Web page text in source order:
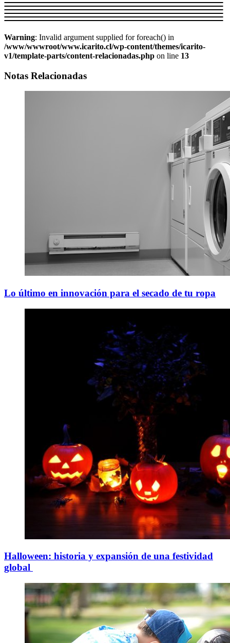
Warning: Invalid argument supplied for foreach() in
/www/wwwroot/www.icarito.cl/wp-content/themes/icarito-
v1/template-parts/content-relacionadas.php on line 13
Notas Relacionadas
Lo último en innovación para el secado de tu ropa
Halloween: historia y expansión de una festividad
global